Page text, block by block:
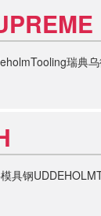
瑞典
具钢